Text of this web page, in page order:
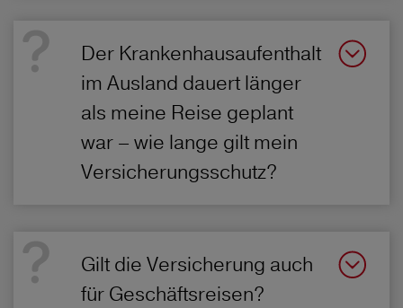
Der Krankenhausaufenthalt
im Ausland dauert länger
als meine Reise geplant
war – wie lange gilt mein
Versicherungsschutz?
Gilt die Versicherung auch
für Geschäftsreisen?